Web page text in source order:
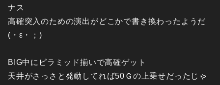
ナス
高確突入のための演出がどこかで書き換わったようだ
(・ε・；)
BIG中にピラミッド揃いで高確ゲット
天井がさっさと発動してれば50Ｇの上乗せだったじゃ